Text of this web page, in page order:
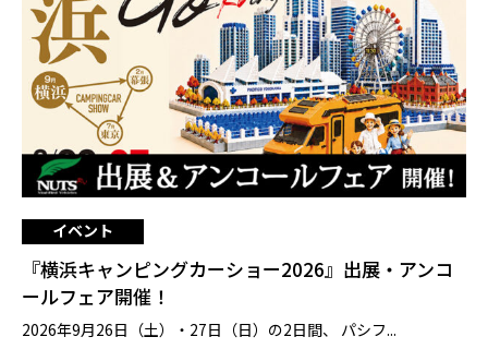
イベント
『横浜キャンピングカーショー2026』出展・アンコ
ールフェア開催！
2026年9月26日（土）・27日（日）の2日間、 パシフ...